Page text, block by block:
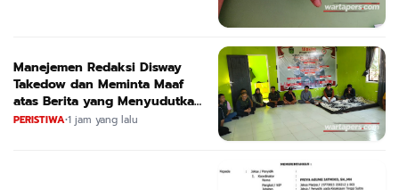
Manejemen Redaksi Disway
Takedow dan Meminta Maaf
atas Berita yang Menyudutkan
APL
PERISTIWA•1 jam yang lalu